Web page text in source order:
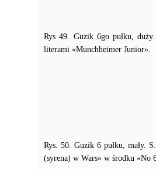
Rys 49. Guzik 6go pułku,
literami «Munchheimer Junior».
Rys. 50. Guzik 6 pułku, mały.
(syrena) w Wars» w środku «No